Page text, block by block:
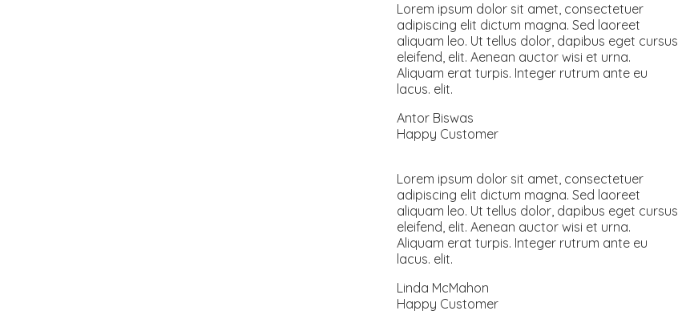
Lorem ipsum dolor sit amet, consectetuer
adipiscing elit dictum magna. Sed laoreet
aliquam leo. Ut tellus dolor, dapibus eget cursus
eleifend, elit. Aenean auctor wisi et urna.
Aliquam erat turpis. Integer rutrum ante eu
lacus. elit.
Antor Biswas
Happy Customer
Lorem ipsum dolor sit amet, consectetuer
adipiscing elit dictum magna. Sed laoreet
aliquam leo. Ut tellus dolor, dapibus eget cursus
eleifend, elit. Aenean auctor wisi et urna.
Aliquam erat turpis. Integer rutrum ante eu
lacus. elit.
Linda McMahon
Happy Customer